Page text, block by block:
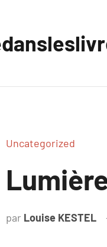
Uncategorized
par Louise KESTEL